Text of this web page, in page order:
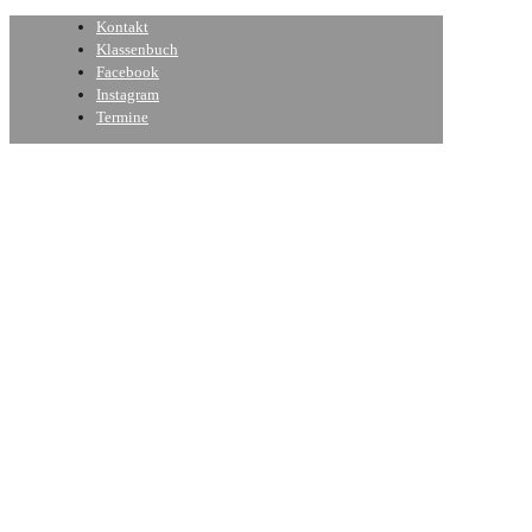
Kontakt
Klassenbuch
Facebook
Instagram
Termine